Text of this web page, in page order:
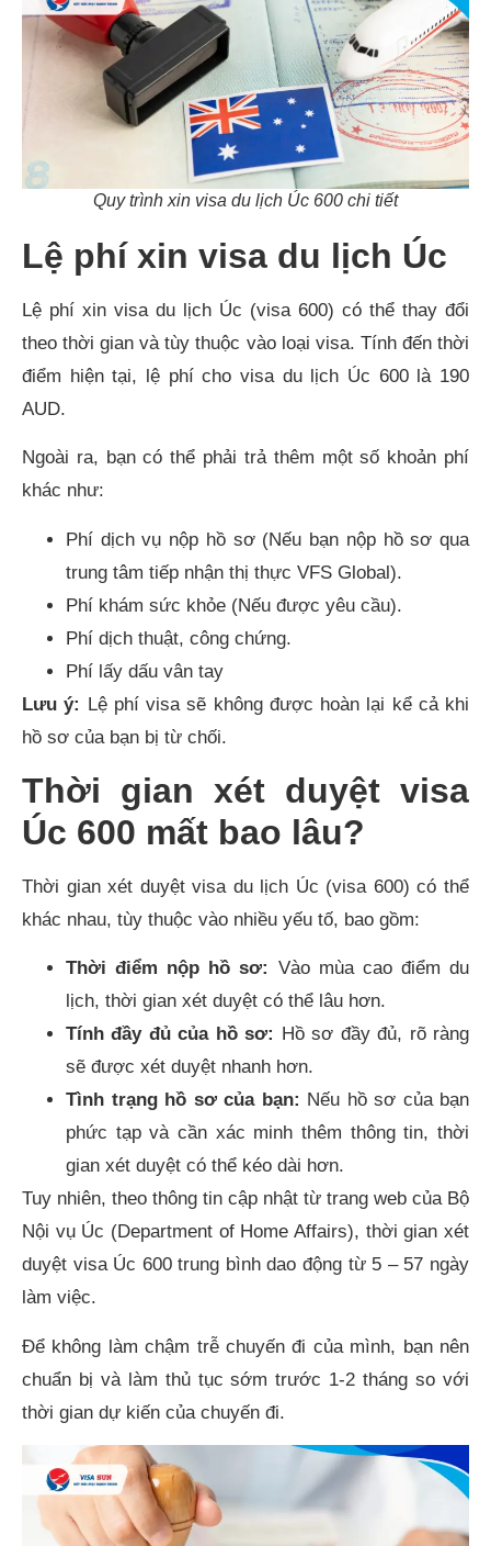
Quy trình xin visa du lịch Úc 600 chi tiết
Lệ phí xin visa du lịch Úc
Lệ phí xin visa du lịch Úc (visa 600) có thể thay đổi
theo thời gian và tùy thuộc vào loại visa. Tính đến thời
điểm hiện tại, lệ phí cho visa du lịch Úc 600 là 190
AUD.
Ngoài ra, bạn có thể phải trả thêm một số khoản phí
khác như:
Phí dịch vụ nộp hồ sơ (Nếu bạn nộp hồ sơ qua
trung tâm tiếp nhận thị thực VFS Global).
Phí khám sức khỏe (Nếu được yêu cầu).
Phí dịch thuật, công chứng.
Phí lấy dấu vân tay
Lưu ý: Lệ phí visa sẽ không được hoàn lại kể cả khi
hồ sơ của bạn bị từ chối.
Thời gian xét duyệt visa
Úc 600 mất bao lâu?
Thời gian xét duyệt visa du lịch Úc (visa 600) có thể
khác nhau, tùy thuộc vào nhiều yếu tố, bao gồm:
Thời điểm nộp hồ sơ: Vào mùa cao điểm du
lịch, thời gian xét duyệt có thể lâu hơn.
Tính đầy đủ của hồ sơ:
Hồ sơ đầy đủ, rõ ràng
sẽ được xét duyệt nhanh hơn.
Tình trạng hồ sơ của bạn: Nếu hồ sơ của bạn
phức tạp và cần xác minh thêm thông tin, thời
gian xét duyệt có thể kéo dài hơn.
Tuy nhiên, theo thông tin cập nhật từ trang web của Bộ
Nội vụ Úc (Department of Home Affairs), thời gian xét
duyệt visa Úc 600 trung bình dao động từ 5 – 57 ngày
làm việc.
Để không làm chậm trễ chuyến đi của mình, bạn nên
chuẩn bị và làm thủ tục sớm trước 1-2 tháng so với
thời gian dự kiến của chuyến đi.